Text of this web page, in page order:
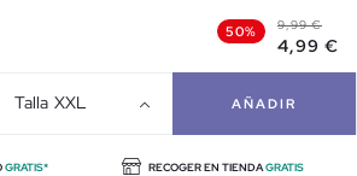
50% 9,99 €
4,99 €
Talla XXL AÑADIR
GRATIS* RECOGER EN TIENDAGRATIS